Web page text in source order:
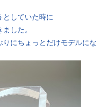
としていた時に
した。
にちょっとだけモデルにな